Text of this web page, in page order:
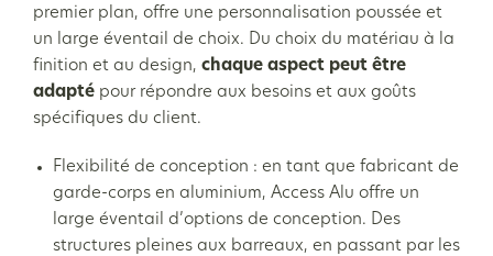
premier plan, offre une personnalisation poussée et
un large éventail de choix. Du choix du matériau à la
finition et au design, chaque aspect peut être
adapté pour répondre aux besoins et aux goûts
spécifiques du client.
Flexibilité de conception : en tant que fabricant de
garde-corps en aluminium, Access Alu offre un
large éventail d’options de conception. Des
structures pleines aux barreaux, en passant par les